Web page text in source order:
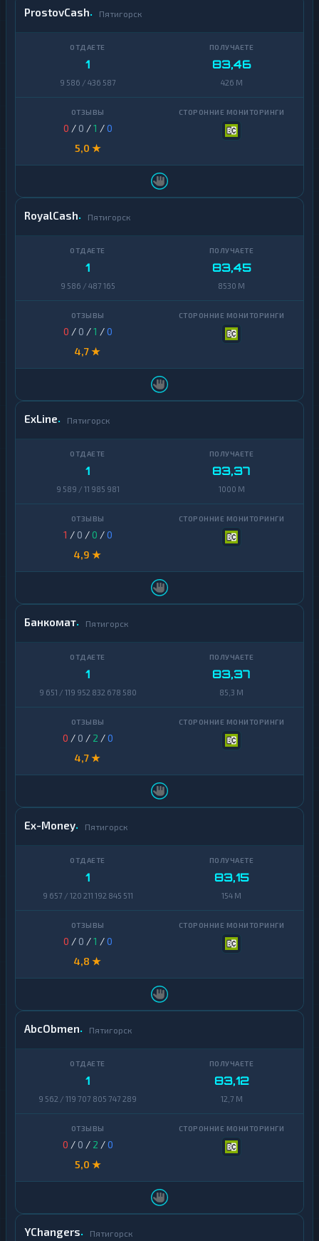
ProstovCash Пятигорск
1
9 586 / 436 587
83,46
426 M
0 / 0 /1 /0
5,0 ★
RoyalCash Пятигорск
1
9 586 / 487 165
83,45
8530 M
0 / 0 /1 /0
4,7 ★
ExLine Пятигорск
1
9 589 / 11 985 981
83,37
1000 M
1 / 0 /0 /0
4,9 ★
Банкомат Пятигорск
1
9 651 / 119 952 832 678 580
83,37
85,3 M
0 / 0 / 2 /0
4,7 ★
Ex-Money Пятигорск
1
9 657 / 120 211 192 845 511
83,15
154 M
0 / 0 /1 /0
4,8 ★
AbcObmen Пятигорск
1
9 562 / 119 707 805 747 289
83,12
12,7 M
0 / 0 / 2 /0
5,0 ★
YChangers Пятигорск